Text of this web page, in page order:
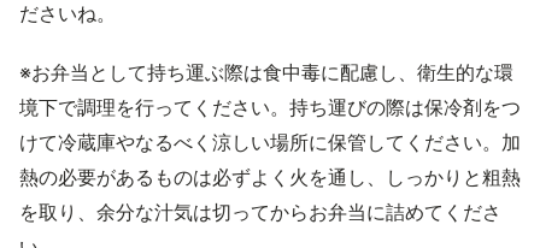
ださいね。
※お弁当として持ち運ぶ際は食中毒に配慮し、衛生的な環
境下で調理を行ってください。持ち運びの際は保冷剤をつ
けて冷蔵庫やなるべく涼しい場所に保管してください。加
熱の必要があるものは必ずよく火を通し、しっかりと粗熱
を取り、余分な汁気は切ってからお弁当に詰めてくださ